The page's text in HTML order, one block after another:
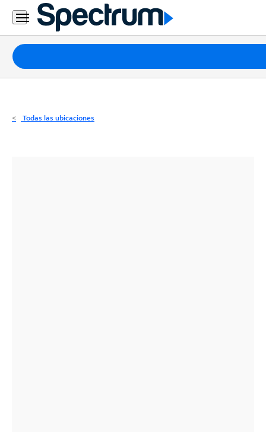
Residencial
Business
Paquetes
Internet
Todas las ubicaciones